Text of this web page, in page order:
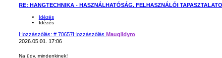
RE: HANGTECHNIKA - HASZNÁLHATÓSÁG, FELHASZNÁLÓI
Idézés
Idézés
Hozzászólás: # 70657Hozzászólás Mauglidyro
2026.05.01. 17:06
Na üdv. mindenkinek!